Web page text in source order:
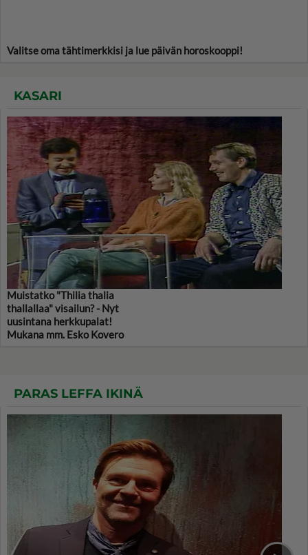
Valitse oma tähtimerkkisi ja lue päivän horoskooppi!
KASARI
Muistatko "Thilia thalia
thallallaa" visailun? - Nyt
uusintana herkkupalat!
Mukana mm. Esko Kovero
PARAS LEFFA IKINÄ